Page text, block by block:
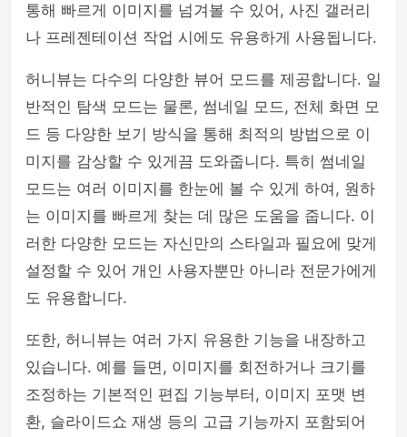
통해 빠르게 이미지를 넘겨볼 수 있어, 사진 갤러리
나 프레젠테이션 작업 시에도 유용하게 사용됩니다.
허니뷰는 다수의 다양한 뷰어 모드를 제공합니다. 일
반적인 탐색 모드는 물론, 썸네일 모드, 전체 화면 모
드 등 다양한 보기 방식을 통해 최적의 방법으로 이
미지를 감상할 수 있게끔 도와줍니다. 특히 썸네일
모드는 여러 이미지를 한눈에 볼 수 있게 하여, 원하
는 이미지를 빠르게 찾는 데 많은 도움을 줍니다. 이
러한 다양한 모드는 자신만의 스타일과 필요에 맞게
설정할 수 있어 개인 사용자뿐만 아니라 전문가에게
도 유용합니다.
또한, 허니뷰는 여러 가지 유용한 기능을 내장하고
있습니다. 예를 들면, 이미지를 회전하거나 크기를
조정하는 기본적인 편집 기능부터, 이미지 포맷 변
환, 슬라이드쇼 재생 등의 고급 기능까지 포함되어